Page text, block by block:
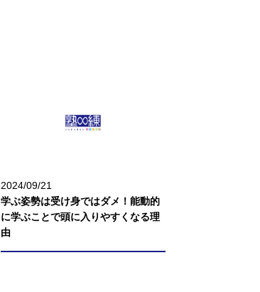
2024/09/21
学ぶ姿勢は受け身ではダメ！能動的
に学ぶことで頭に入りやすくなる理
由